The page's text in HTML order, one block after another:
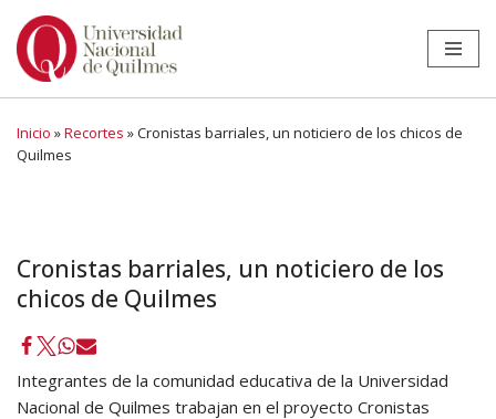
Ir
Inicio »Recortes »Cronistas barriales, un noticiero de los chicos de
Quilmes
Cronistas barriales, un noticiero de los
chicos de Quilmes
Integrantes de la comunidad educativa de la Universidad
Nacional de Quilmes trabajan en el proyecto Cronistas